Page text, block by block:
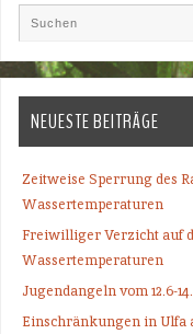
NEUESTE BEITRÄGE
Zeitweise Sperrung des
Wassertemperaturen
Freiwilliger Verzicht auf
Wassertemperaturen
Jugendangeln vom 12.6-
Einschränkungen in Ulfa